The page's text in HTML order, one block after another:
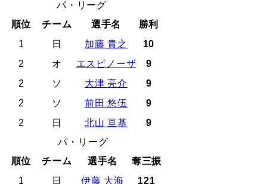
パ・リーグ
順位
チーム 選手名
勝利
1
日 加藤 貴之
10
2
オ エスピノーザ
9
2
ソ 大津 亮介
9
2
ソ 前田 悠伍
9
2
日 北山 亘基
9
パ・リーグ
順位
チーム 選手名
奪三振
1
日 伊藤 大海 121